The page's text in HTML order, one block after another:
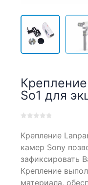
So1 для
out
on
customer
ratings
Крепление
камер Sony
зафиксировать
Крепление
материала,